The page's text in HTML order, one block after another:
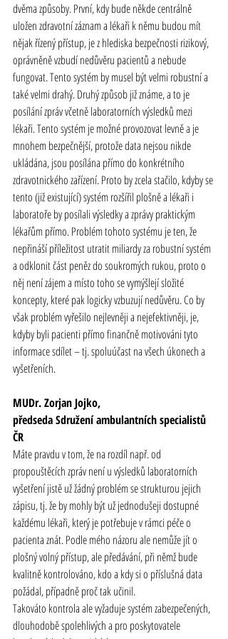
dvěma způsoby. První, kdy bude někde centrálně
uložen zdravotní záznam a lékaři k němu budou mít
nějak řízený přístup, je z hlediska bezpečnosti rizikový,
oprávněně vzbudí nedůvěru pacientů a nebude
fungovat. Tento systém by musel být velmi robustní a
také velmi drahý. Druhý způsob již známe, a to je
posílání zpráv včetně laboratorních výsledků mezi
lékaři. Tento systém je možné provozovat levně a je
mnohem bezpečnější, protože data nejsou nikde
ukládána, jsou posílána přímo do konkrétního
zdravotnického zařízení. Proto by zcela stačilo, kdyby se
tento (již existující) systém rozšířil plošně a lékaři i
laboratoře by posílali výsledky a zprávy praktickým
lékařům přímo. Problém tohoto systému je ten, že
nepřináší příležitost utratit miliardy za robustní systém
a odklonit část peněz do soukromých rukou, proto o
něj není zájem a místo toho se vymýšlejí složité
koncepty, které pak logicky vzbuzují nedůvěru. Co by
však problém vyřešilo nejlevněji a nejefektivněji, je,
kdyby byli pacienti přímo finančně motivováni tyto
informace sdílet – tj. spoluúčast na všech úkonech a
vyšetřeních.
MUDr. Zorjan Jojko,
předseda Sdružení ambulantních specialistů
ČR
Máte pravdu v tom, že na rozdíl např. od
propouštěcích zpráv není u výsledků laboratorních
vyšetření jistě už žádný problém se strukturou jejich
zápisu, tj. že by mohly být už jednodušeji dostupné
každému lékaři, který je potřebuje v rámci péče o
pacienta znát. Podle mého názoru ale nemůže jít o
plošný volný přístup, ale předávání, při němž bude
kvalitně kontrolováno, kdo a kdy si o příslušná data
požádal, případně proč tak učinil.
Takováto kontrola ale vyžaduje systém zabezpečených,
dlouhodobě spolehlivých a pro poskytovatele